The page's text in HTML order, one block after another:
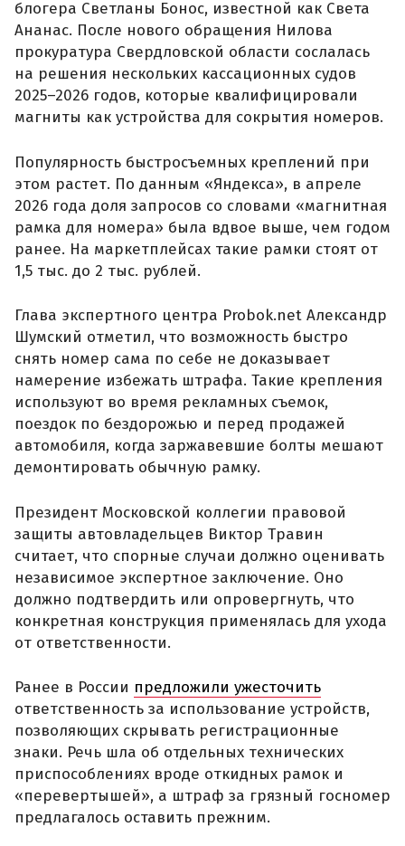
блогера Светланы Бонос, известной как Света
Ананас. После нового обращения Нилова
прокуратура Свердловской области сослалась
на решения нескольких кассационных судов
2025–2026 годов, которые квалифицировали
магниты как устройства для сокрытия номеров.
Популярность быстросъемных креплений при
этом растет. По данным «Яндекса», в апреле
2026 года доля запросов со словами «магнитная
рамка для номера» была вдвое выше, чем годом
ранее. На маркетплейсах такие рамки стоят от
1,5 тыс. до 2 тыс. рублей.
Глава экспертного центра Probok.net Александр
Шумский отметил, что возможность быстро
снять номер сама по себе не доказывает
намерение избежать штрафа. Такие крепления
используют во время рекламных съемок,
поездок по бездорожью и перед продажей
автомобиля, когда заржавевшие болты мешают
демонтировать обычную рамку.
Президент Московской коллегии правовой
защиты автовладельцев Виктор Травин
считает, что спорные случаи должно оценивать
независимое экспертное заключение. Оно
должно подтвердить или опровергнуть, что
конкретная конструкция применялась для ухода
от ответственности.
Ранее в России предложили ужесточить
ответственность за использование устройств,
позволяющих скрывать регистрационные
знаки. Речь шла об отдельных технических
приспособлениях вроде откидных рамок и
«перевертышей», а штраф за грязный госномер
предлагалось оставить прежним.